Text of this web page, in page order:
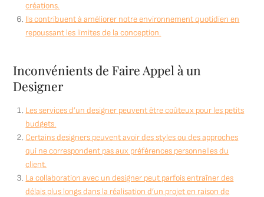
créations.
Ils contribuent à améliorer notre environnement quotidien en
repoussant les limites de la conception.
Inconvénients de Faire Appel à un
Designer
Les services d’un designer peuvent être coûteux pour les petits
budgets.
Certains designers peuvent avoir des styles ou des approches
qui ne correspondent pas aux préférences personnelles du
client.
La collaboration avec un designer peut parfois entraîner des
délais plus longs dans la réalisation d’un projet en raison de